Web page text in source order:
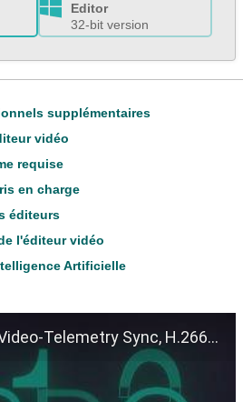
Editor
32-bit version
supplémentaires
vidéo
requise
en charge
éditeurs
l'éditeur vidéo
Artificielle
Telemetry Sync, H.266 (VVC)